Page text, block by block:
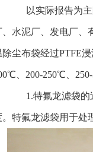
以实际报告为主
、水泥厂、发电厂、
除尘布袋经过PTFE
、200-250℃、
1.特氟龙滤袋的过
。特氟龙滤袋用于处